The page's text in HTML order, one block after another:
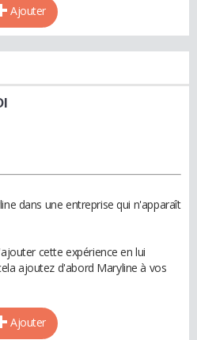
Ajouter
dans une entreprise qui n'apparaît
cette expérience en lui
ajoutez d'abord Maryline à vos
Ajouter